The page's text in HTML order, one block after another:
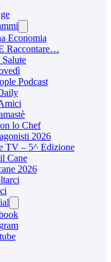
Economia
Raccontare…
Salute
Podcast
lo Chef
2026
TV – 5^ Edizione
Cane
2026